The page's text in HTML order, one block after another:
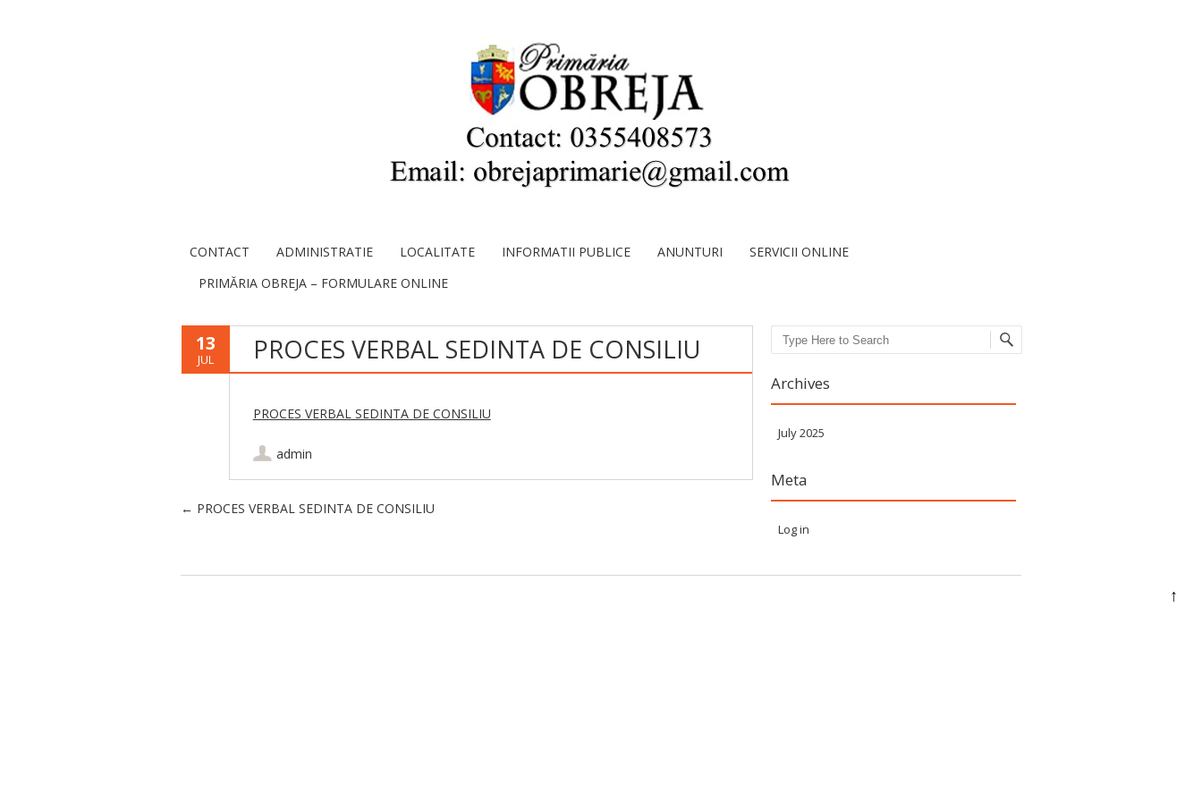
CONTACT ADMINISTRATIE LOCALITATE INFORMATII PUBLICE ANUNTURI
SERVICII ONLINE
PRIMĂRIA OBREJA – FORMULARE ONLINE
13
JUL PROCES VERBAL SEDINTA DE CONSILIU
PROCES VERBAL SEDINTA DE CONSILIU
admin
Post navigation
← PROCES VERBAL SEDINTA DE CONSILIU
Search
Archives
July 2025
Meta
Log in
↑